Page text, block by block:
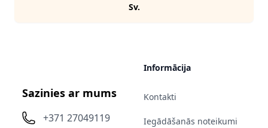
Sv.
Sazinies ar mums
+371 27049119
Informācija
Kontakti
Iegādāšanās noteikumi